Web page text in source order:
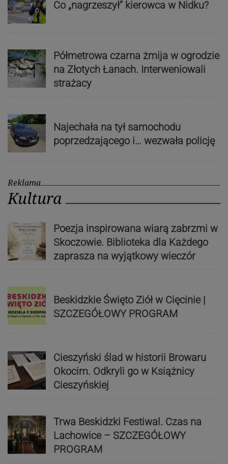
Co „nagrzeszył” kierowca w Nidku?
Półmetrowa czarna żmija w ogrodzie
na Złotych Łanach. Interweniowali
strażacy
Najechała na tył samochodu
poprzedzającego i… wezwała policję
Reklama
Kultura
Poezja inspirowana wiarą zabrzmi w
Skoczowie. Biblioteka dla Każdego
zaprasza na wyjątkowy wieczór
Beskidzkie Święto Ziół w Cięcinie |
SZCZEGÓŁOWY PROGRAM
Cieszyński ślad w historii Browaru
Okocim. Odkryli go w Książnicy
Cieszyńskiej
Trwa Beskidzki Festiwal. Czas na
Lachowice – SZCZEGÓŁOWY
PROGRAM